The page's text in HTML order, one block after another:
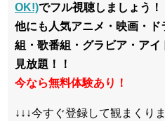
OK!)でフル視聴しましょう！
他にも人気アニメ・映画・
組・歌番組・グラビア・ア
見放題！！
今なら無料体験あり！
↓↓↓今すぐ登録して観まくり